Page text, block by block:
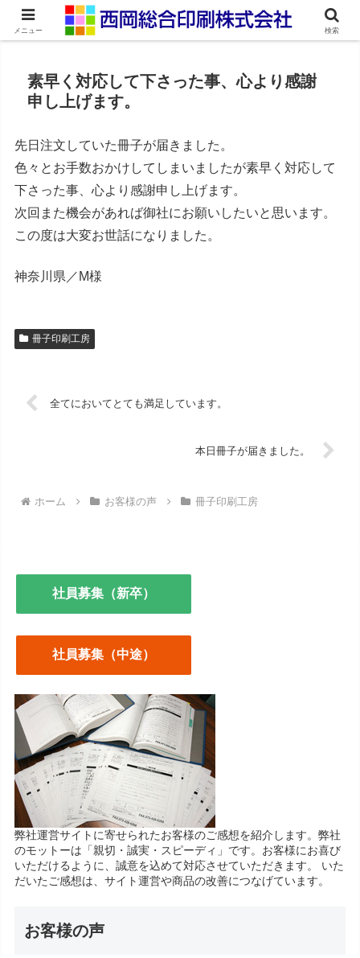
ネット印刷通販・オンデマンド印刷
素早く対応して下さった事、心より感謝
申し上げます。
先日注文していた冊子が届きました。
色々とお手数おかけしてしまいましたが素早く対応して
下さった事、心より感謝申し上げます。
次回また機会があれば御社にお願いしたいと思います。
この度は大変お世話になりました。
神奈川県／M様
冊子印刷工房
全てにおいてとても満足しています。
本日冊子が届きました。
ホーム お客様の声 冊子印刷工房
社員募集（新卒）
社員募集（中途）
弊社運営サイトに寄せられたお客様のご感想を紹介します。弊社
のモットーは「親切・誠実・スピーディ」です。お客様にお喜び
いただけるように、誠意を込めて対応させていただきます。 いた
だいたご感想は、サイト運営や商品の改善につなげています。
お客様の声
メニュー 検索